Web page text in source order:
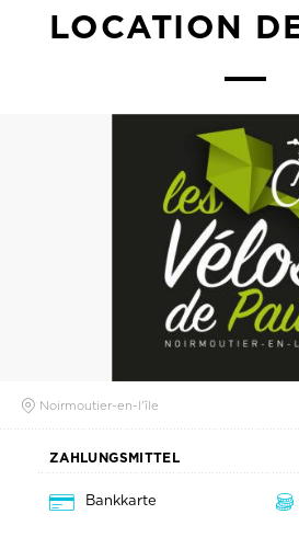
LOCATION
Noirmoutier-en-l'île
ZAHLUNGSMITTEL
Bankkarte